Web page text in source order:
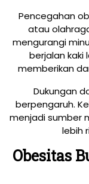
Pencegahan
atau
mengurangi
berjalan kaki
memberikan
Dukungan
berpengaruh.
menjadi sumber
lebih
Obesitas